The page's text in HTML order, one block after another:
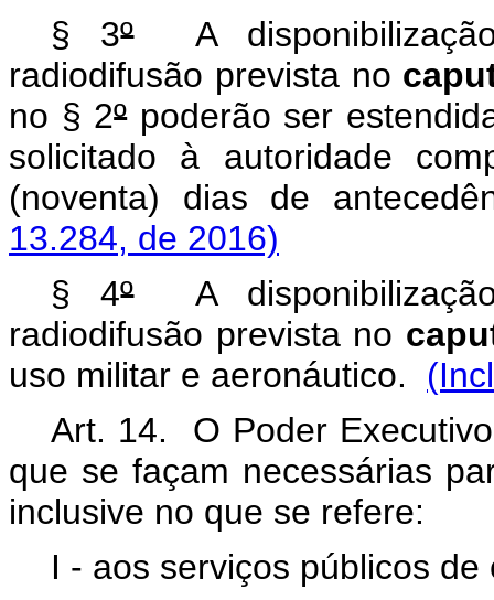
§ 3ºA
radiodifusão prevista no
no § 2ºpoderão ser
solicitado à autoridade
(noventa) dias de
13.284, de 2016)
§ 4ºA
radiodifusão prevista no
uso militar e aeronáutico.
Art. 14. O Poder
que se façam necessárias
inclusive no que se refere:
I - aos serviços públicos